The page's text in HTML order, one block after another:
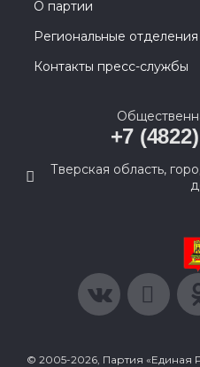
О партии
Региональные отделения
Контакты пресс-службы
+7
Тверская область,
© 2005-2026, Партия «Единая